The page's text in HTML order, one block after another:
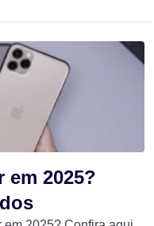
em 2025?